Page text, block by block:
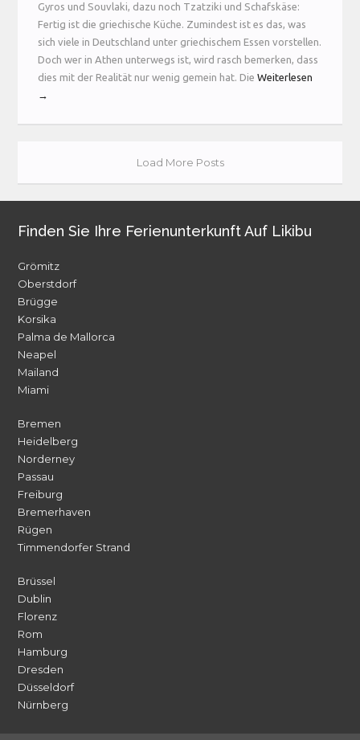
Gyros und Souvlaki, dazu noch Tzatziki und Schafskäse:
Fertig ist die griechische Küche. Zumindest ist es das, was
sich viele in Deutschland unter griechischem Essen vorstellen.
Doch wer in Athen unterwegs ist, wird rasch bemerken, dass
dies mit der Realität nur wenig gemein hat. DieWeiterlesen
→
Load More Posts
Finden Sie Ihre Ferienunterkunft Auf Likibu
Grömitz
Oberstdorf
Brügge
Korsika
Palma de Mallorca
Neapel
Mailand
Miami
Bremen
Heidelberg
Norderney
Passau
Freiburg
Bremerhaven
Rügen
Timmendorfer Strand
Brüssel
Dublin
Florenz
Rom
Hamburg
Dresden
Düsseldorf
Nürnberg